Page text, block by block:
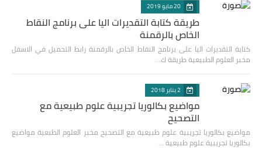
20 مايو 2019
طريقة كتابة التقديرات اليا على برنامج النقاط
الخاص بالرقمنة
كتابة التقديرات اليا على برنامج النقاط الخاص بالرقمنة رابط التحميل في الاسفل
مخبر العلوم الطبيعية طريقة ك…
2 يناير 2018
مواضيع بكالوريا تجريبية علوم طبيعية مع
التصحيح
مواضيع بكالوريا تجريبية علوم طبيعية مع التصحيح مخبر العلوم الطبعية مواضيع
بكالوريا تجريبية علوم طبيعية …